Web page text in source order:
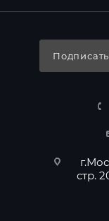
стр.